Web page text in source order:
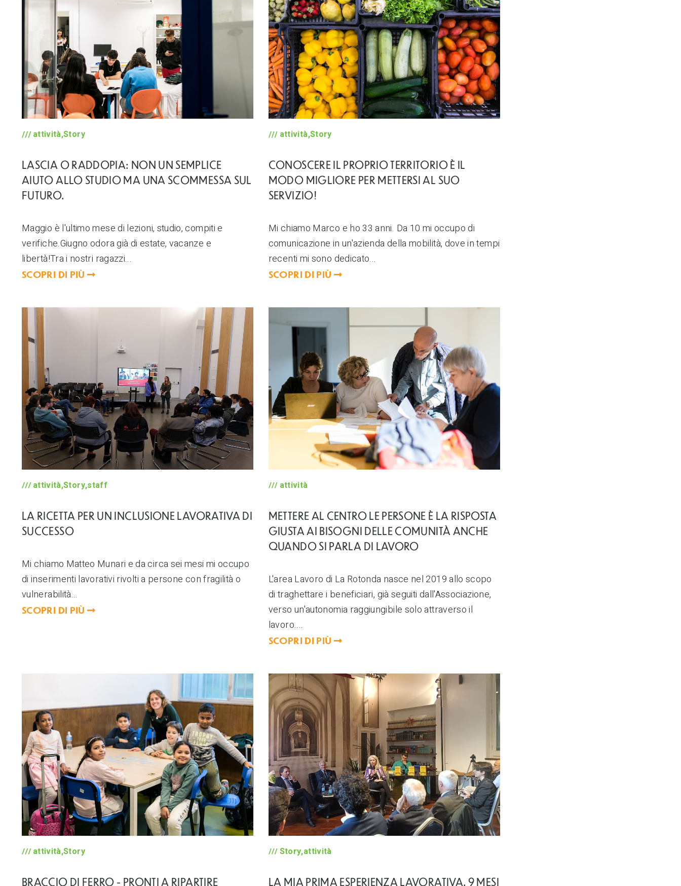
attività,Story
LASCIA O RADDOPIA: NON UN SEMPLICE
AIUTO ALLO STUDIO MA UNA SCOMMESSA SUL
FUTURO.
Maggio è l'ultimo mese di lezioni, studio, compiti e
verifiche.Giugno odora già di estate, vacanze e
libertà!Tra i nostri ragazzi...
SCOPRI DI PIÙ
attività,Story
CONOSCERE IL PROPRIO TERRITORIO È IL
MODO MIGLIORE PER METTERSI AL SUO
SERVIZIO!
Mi chiamo Marco e ho 33 anni. Da 10 mi occupo di
comunicazione in un'azienda della mobilità, dove in tempi
recenti mi sono dedicato...
SCOPRI DI PIÙ
attività,Story,staff
LA RICETTA PER UN INCLUSIONE LAVORATIVA DI
SUCCESSO
Mi chiamo Matteo Munari e da circa sei mesi mi occupo
di inserimenti lavorativi rivolti a persone con fragilità o
vulnerabilità...
SCOPRI DI PIÙ
attività
METTERE AL CENTRO LE PERSONE È LA RISPOSTA
GIUSTA AI BISOGNI DELLE COMUNITÀ ANCHE
QUANDO SI PARLA DI LAVORO
L'area Lavoro di La Rotonda nasce nel 2019 allo scopo
di traghettare i beneficiari, già seguiti dall'Associazione,
verso un'autonomia raggiungibile solo attraverso il
lavoro....
SCOPRI DI PIÙ
attività,Story
BRACCIO DI FERRO - PRONTI A RIPARTIRE
Story,attività
LA MIA PRIMA ESPERIENZA LAVORATIVA. 9 MESI